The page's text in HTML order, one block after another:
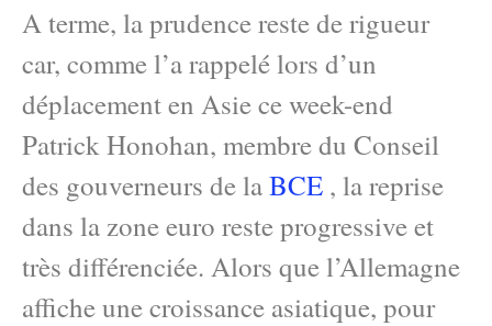
A terme, la prudence reste de rigueur
car, comme l’a rappelé lors d’un
déplacement en Asie ce week-end
Patrick Honohan, membre du Conseil
des gouverneurs de laBCE , la reprise
dans la zone euro reste progressive et
très différenciée. Alors que l’Allemagne
affiche une croissance asiatique, pour